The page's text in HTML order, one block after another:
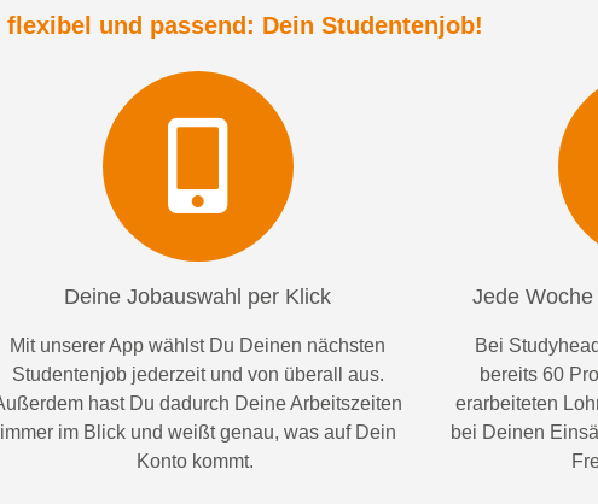
flexibel und passend: Dein Studentenjob!
Deine Jobauswahl per Klick
Mit unserer App wählst Du Deinen nächsten
Studentenjob jederzeit und von überall aus.
hast Du dadurch Deine Arbeitszeiten
immer imBlick und weißtgenau, was auf Dein
Konto kommt.
Jede
Bei
bereits 60
erarbeiteten
bei Deinen